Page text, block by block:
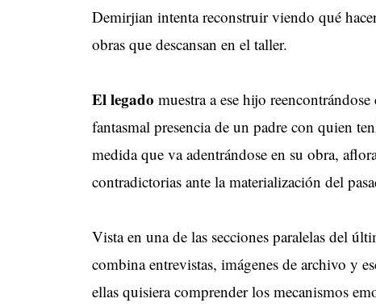
Demirjian intenta reconstruir viendo qué
obras que descansan en el taller.
El legado muestra a ese hijo
fantasmal presencia de un padre con quien
medida que va adentrándose en su obra,
contradictorias ante la materialización del
Vista en una de las secciones paralelas del
combina entrevistas, imágenes de archivo y
ellas quisiera comprender los mecanismos